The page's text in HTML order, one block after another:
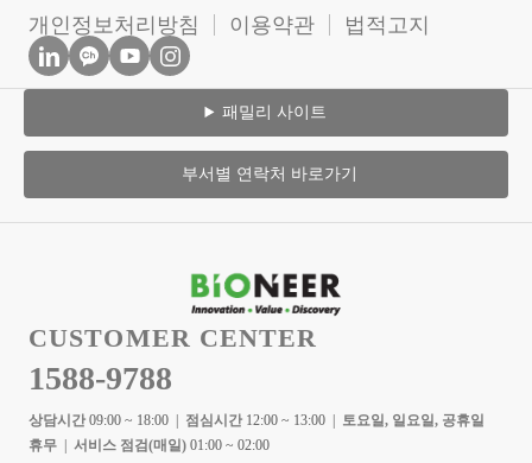
개인정보처리방침 이용약관 법적고지
패밀리 사이트
부서별 연락처 바로가기
CUSTOMER CENTER
1588-9788
상담시간 09:00 ~ 18:00 | 점심시간 12:00 ~ 13:00 | 토요일, 일요일, 공휴일
휴무 | 서비스 점검(매일) 01:00 ~ 02:00